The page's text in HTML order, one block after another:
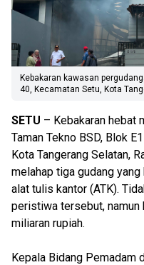
Kebakaran kawasan
40, Kecamatan Setu, Kota
SETU – Kebakaran hebat
Taman Tekno BSD, Blok
Kota Tangerang Selatan,
melahap tiga gudang
alat tulis kantor (ATK).
peristiwa tersebut,
miliaran rupiah.
Kepala Bidang Pemadam